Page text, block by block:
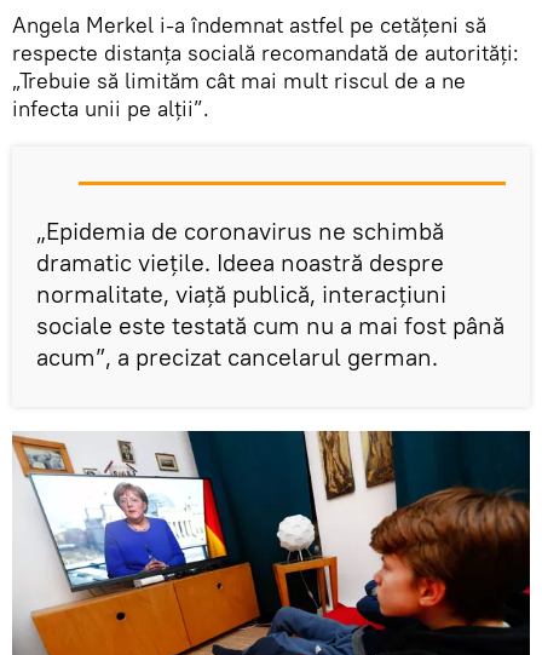
Angela Merkel i-a îndemnat astfel pe cetăţeni să
respecte distanţa socială recomandată de autorităţi:
„Trebuie să limităm cât mai mult riscul de a ne
infecta unii pe alţii”.
„Epidemia de coronavirus ne schimbă
dramatic vieţile. Ideea noastră despre
normalitate, viaţă publică, interacţiuni
sociale este testată cum nu a mai fost până
acum”, a precizat cancelarul german.